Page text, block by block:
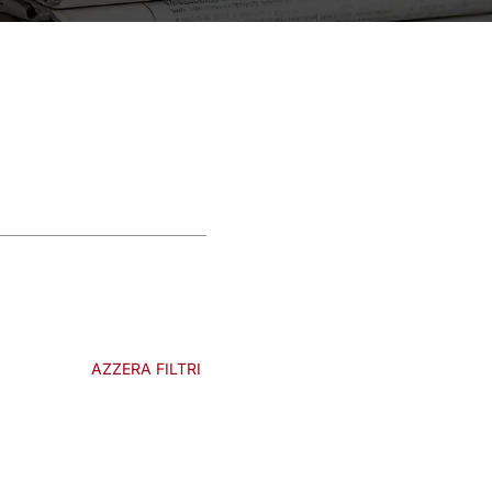
AZZERA FILTRI